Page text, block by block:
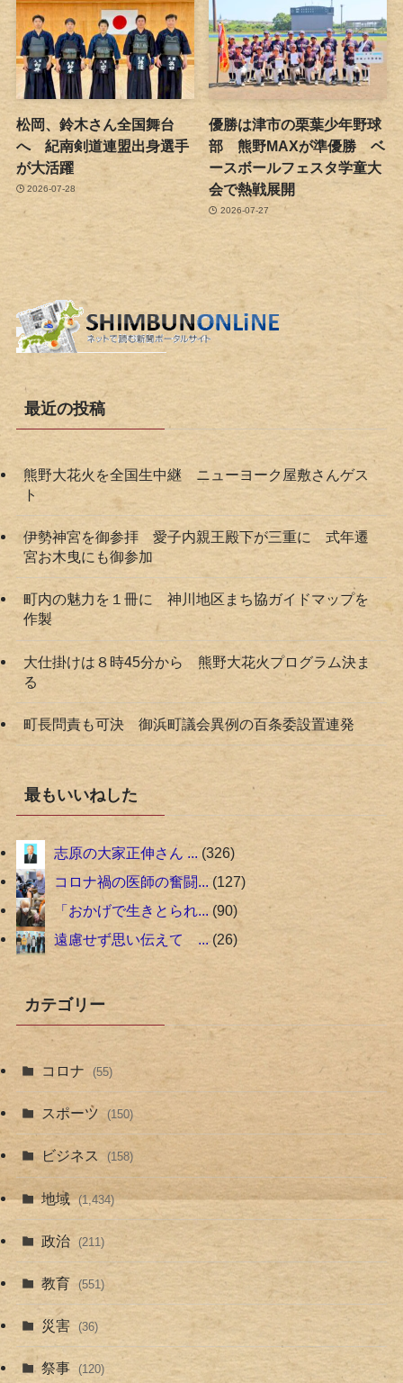
松岡、鈴木さん全国舞台
へ 紀南剣道連盟出身選手
が大活躍
2026-07-28
優勝は津市の栗葉少年野球
部 熊野MAXが準優勝 ベ
ースボールフェスタ学童大
会で熱戦展開
2026-07-27
最近の投稿
熊野大花火を全国生中継 ニューヨーク屋敷さんゲス
ト
伊勢神宮を御参拝 愛子内親王殿下が三重に 式年遷
宮お木曳にも御参加
町内の魅力を１冊に 神川地区まち協ガイドマップを
作製
大仕掛けは８時45分から 熊野大花火プログラム決ま
る
町長問責も可決 御浜町議会異例の百条委設置連発
最もいいねした
志原の大家正伸さん ... 326
コロナ禍の医師の奮闘... 127
「おかげで生きとられ... 90
遠慮せず思い伝えて ... 26
カテゴリー
コロナ (55)
スポーツ (150)
ビジネス (158)
地域 (1,434)
政治 (211)
教育 (551)
災害 (36)
祭事 (120)